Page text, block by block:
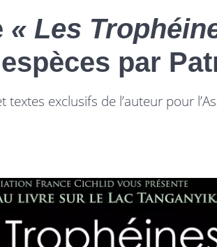
« Les
par
exclusifs de l’auteur pour